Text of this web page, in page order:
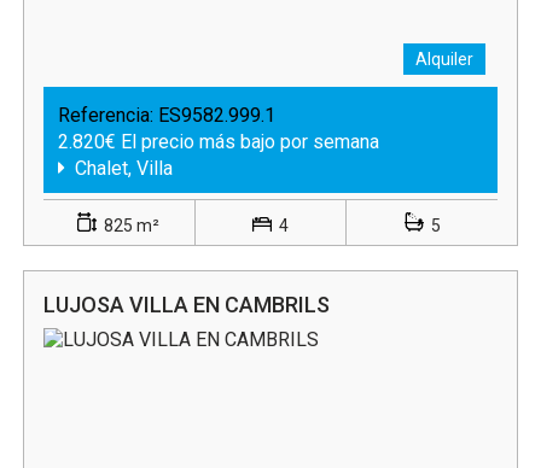
Alquiler
Referencia: ES9582.999.1
2.820€ El precio más bajo por semana
Chalet, Villa
825 m² 4 5
LUJOSA VILLA EN CAMBRILS